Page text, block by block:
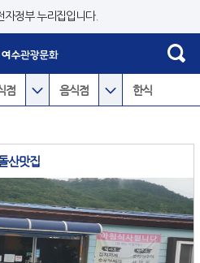
자정부 누리집입니다.
점 음식점 한식
산맛집